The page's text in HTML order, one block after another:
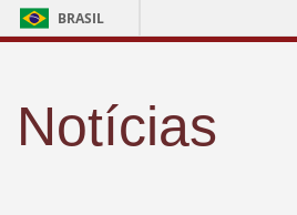
BRASIL
Notícias